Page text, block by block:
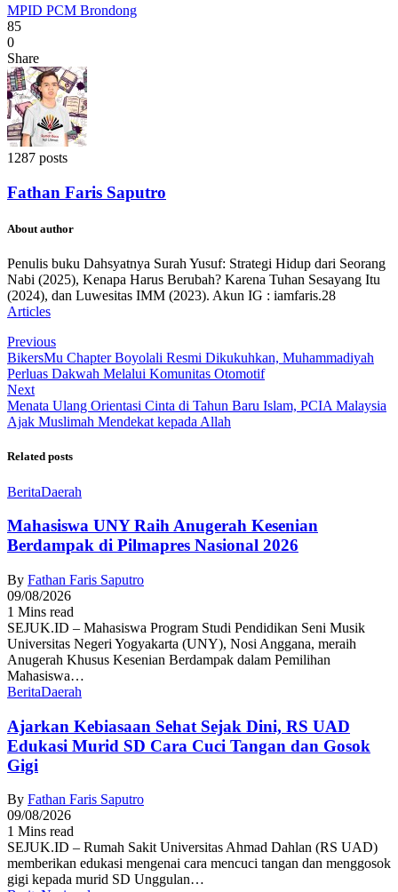
MPID PCM Brondong
85
0
Share
1287 posts
Fathan Faris Saputro
About author
Penulis buku Dahsyatnya Surah Yusuf: Strategi Hidup dari Seorang
Nabi (2025), Kenapa Harus Berubah? Karena Tuhan Sesayang Itu
(2024), dan Luwesitas IMM (2023). Akun IG : iamfaris.28
Articles
Previous
BikersMu Chapter Boyolali Resmi Dikukuhkan, Muhammadiyah
Perluas Dakwah Melalui Komunitas Otomotif
Next
Menata Ulang Orientasi Cinta di Tahun Baru Islam, PCIA Malaysia
Ajak Muslimah Mendekat kepada Allah
Related posts
BeritaDaerah
Mahasiswa UNY Raih Anugerah Kesenian
Berdampak di Pilmapres Nasional 2026
By Fathan Faris Saputro
09/08/2026
1 Mins read
SEJUK.ID – Mahasiswa Program Studi Pendidikan Seni Musik
Universitas Negeri Yogyakarta (UNY), Nosi Anggana, meraih
Anugerah Khusus Kesenian Berdampak dalam Pemilihan
Mahasiswa…
BeritaDaerah
Ajarkan Kebiasaan Sehat Sejak Dini, RS UAD
Edukasi Murid SD Cara Cuci Tangan dan Gosok
Gigi
By Fathan Faris Saputro
09/08/2026
1 Mins read
SEJUK.ID – Rumah Sakit Universitas Ahmad Dahlan (RS UAD)
memberikan edukasi mengenai cara mencuci tangan dan menggosok
gigi kepada murid SD Unggulan…